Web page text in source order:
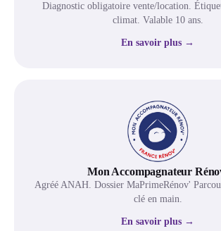
Diagnostic obligatoire vente/location.
climat. Valable 10 ans.
En savoir plus →
Mon Accompagnateur
Agréé ANAH. Dossier MaPrimeRénov'
clé en main.
En savoir plus →